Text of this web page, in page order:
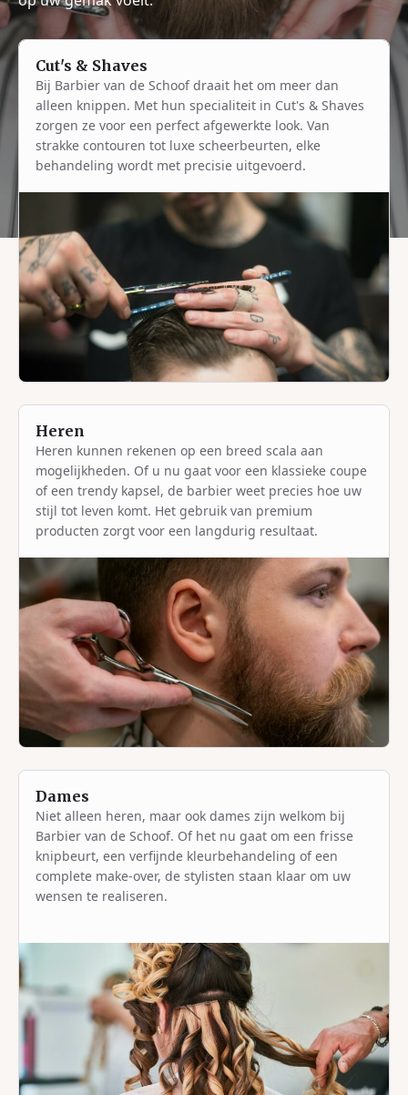
Cut's & Shaves
Bij Barbier van de Schoof draait het om meer dan
alleen knippen. Met hun specialiteit in Cut's & Shaves
zorgen ze voor een perfect afgewerkte look. Van
strakke contouren tot luxe scheerbeurten, elke
behandeling wordt met precisie uitgevoerd.
Heren
Heren kunnen rekenen op een breed scala aan
mogelijkheden. Of u nu gaat voor een klassieke coupe
of een trendy kapsel, de barbier weet precies hoe uw
stijl tot leven komt. Het gebruik van premium
producten zorgt voor een langdurig resultaat.
Dames
Niet alleen heren, maar ook dames zijn welkom bij
Barbier van de Schoof. Of het nu gaat om een frisse
knipbeurt, een verfijnde kleurbehandeling of een
complete make-over, de stylisten staan klaar om uw
wensen te realiseren.